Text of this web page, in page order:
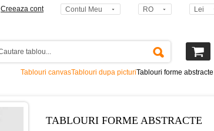
Creeaza cont Contul Meu RO Lei
Tablouri canvasTablouri dupa picturiTablouri forme abstracte
TABLOURI FORME ABSTRACTE